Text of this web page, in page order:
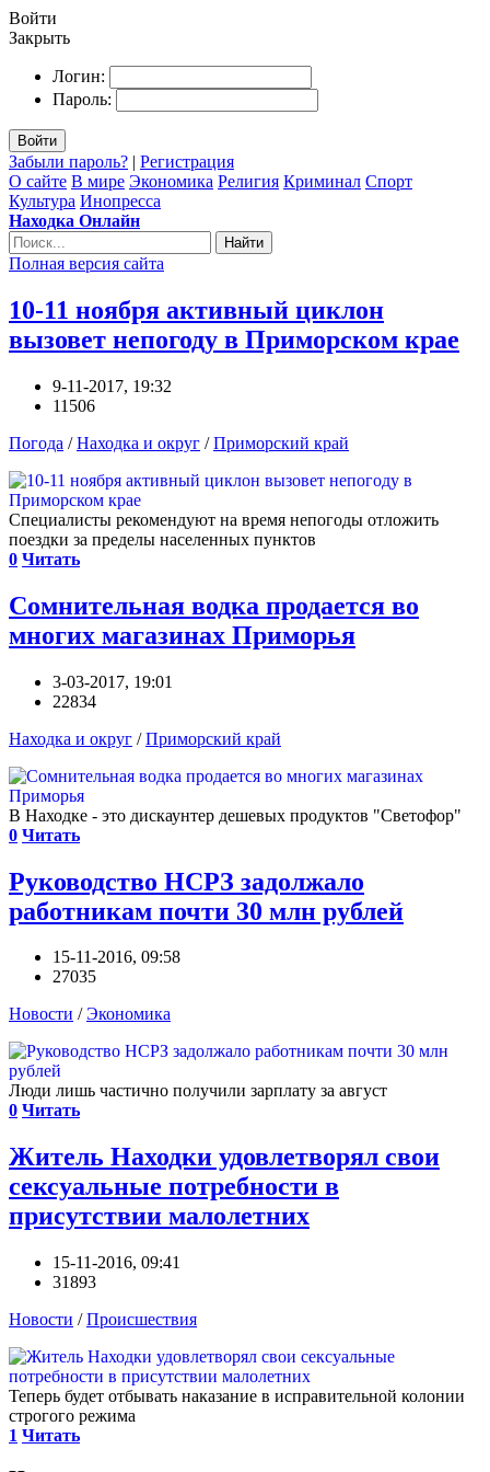
Войти
Закрыть
Логин:
Пароль:
Войти
Забыли пароль? | Регистрация
О сайте В мире Экономика Религия Криминал Спорт
Культура Инопресса
Находка Онлайн
Найти
Полная версия сайта
10-11 ноября активный циклон
вызовет непогоду в Приморском крае
9-11-2017, 19:32
11506
Погода /Находка и округ /Приморский край
Специалисты рекомендуют на время непогоды отложить
поездки за пределы населенных пунктов
0 Читать
Сомнительная водка продается во
многих магазинах Приморья
3-03-2017, 19:01
22834
Находка и округ /Приморский край
В Находке - это дискаунтер дешевых продуктов "Светофор"
0 Читать
Руководство НСРЗ задолжало
работникам почти 30 млн рублей
15-11-2016, 09:58
27035
Новости /Экономика
Люди лишь частично получили зарплату за август
0 Читать
Житель Находки удовлетворял свои
сексуальные потребности в
присутствии малолетних
15-11-2016, 09:41
31893
Новости /Происшествия
Теперь будет отбывать наказание в исправительной колонии
строгого режима
1 Читать